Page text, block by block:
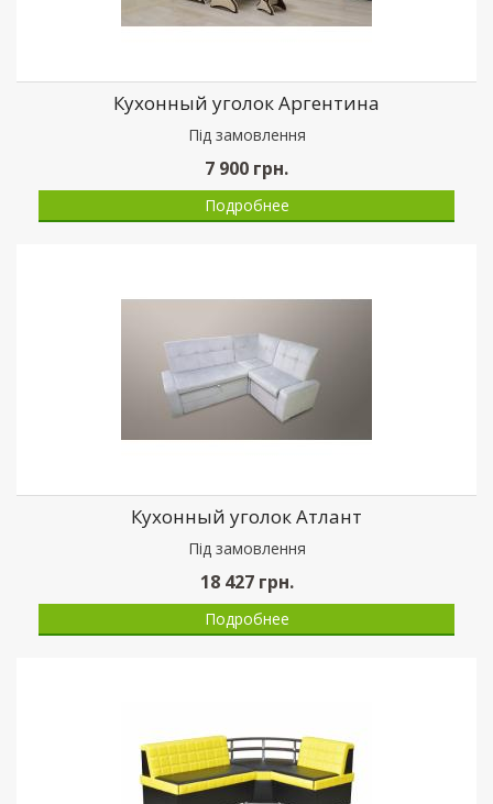
Кухонный уголок Аргентина
Пiд замовлення
7 900 грн.
Подробнее
Кухонный уголок Атлант
Пiд замовлення
18 427грн.
Подробнее